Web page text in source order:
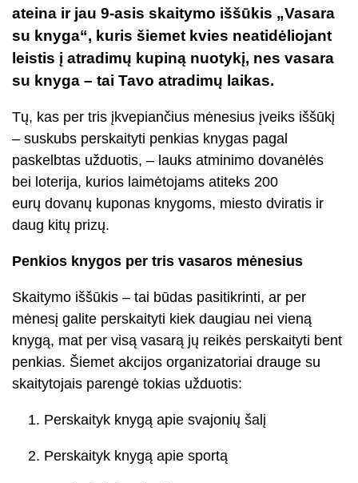
ateina ir jau 9-asis skaitymo iššūkis „Vasara
su knyga“, kuris šiemet kvies neatidėliojant
leistis į atradimų kupiną nuotykį, nes vasara
su knyga – tai Tavo atradimų laikas.
Tų, kas per tris įkvepiančius mėnesius įveiks iššūkį
– suskubs perskaityti penkias knygas pagal
paskelbtas užduotis, – lauks atminimo dovanėlės
bei loterija, kurios laimėtojams atiteks 200
eurų dovanų kuponas knygoms, miesto dviratis ir
daug kitų prizų.
Penkios knygos per tris vasaros mėnesius
Skaitymo iššūkis – tai būdas pasitikrinti, ar per
mėnesį galite perskaityti kiek daugiau nei vieną
knygą, mat per visą vasarą jų reikės perskaityti bent
penkias. Šiemet akcijos organizatoriai drauge su
skaitytojais parengė tokias užduotis:
Perskaityk knygą apie svajonių šalį
Perskaityk knygą apie sportą